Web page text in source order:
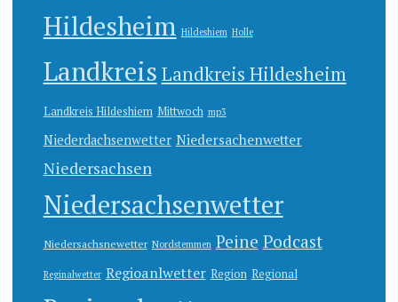
Hildesheim Hildeshiem Holle
Landkreis Landkreis Hildesheim
Landkreis Hildeshiem Mittwoch mp3
Niederdachsenwetter Niedersachenwetter
Niedersachsen
Niedersachsenwetter
Niedersachsnewetter Nordstemmen Peine Podcast
Reginalwetter Regioanlwetter Region Regional